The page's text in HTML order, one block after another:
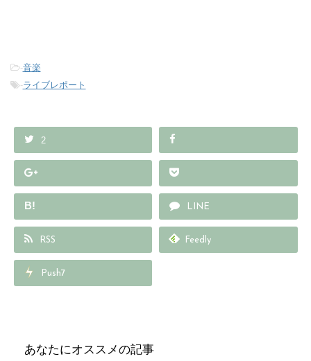
-音楽
-ライブレポート
2
B! LINE
RSS Feedly
Push7
あなたにオススメの記事